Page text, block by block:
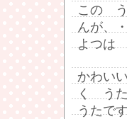
この
んが、
よつは
かわい
く う
うたで